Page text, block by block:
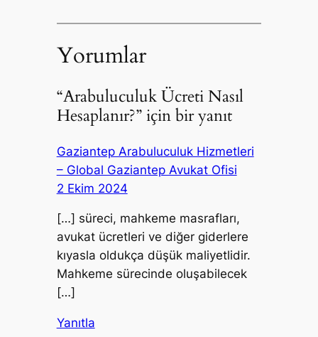
Yorumlar
“Arabuluculuk Ücreti Nasıl
Hesaplanır?” için bir yanıt
Gaziantep Arabuluculuk Hizmetleri
– Global Gaziantep Avukat Ofisi
2 Ekim 2024
[…] süreci, mahkeme masrafları,
avukat ücretleri ve diğer giderlere
kıyasla oldukça düşük maliyetlidir.
Mahkeme sürecinde oluşabilecek
[…]
Yanıtla